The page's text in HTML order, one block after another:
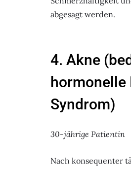
abgesagt werden.
4. Akne
Syndrom)
30-jährige Patientin
Nach konsequenter